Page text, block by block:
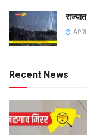
Recent News